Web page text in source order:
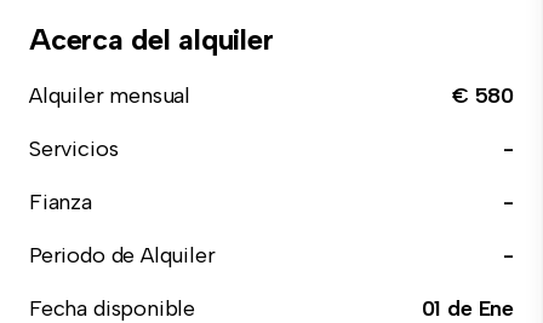
Acerca del alquiler
Alquiler mensual
€ 580
Servicios
-
Fianza
-
Periodo de Alquiler
-
Fecha disponible
01 de Ene